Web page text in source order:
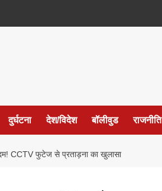
दुर्घटना देश/विदेश बॉलीवुड राजनीति
CCTV फुटेज से प्रताड़ना का खुलासा